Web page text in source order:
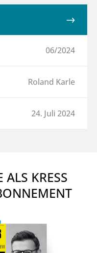
06/2024
Roland Karle
24. Juli 2024
ALS KRESS